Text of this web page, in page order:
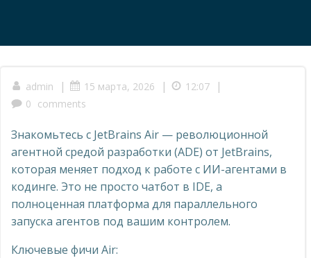
admin | 15 марта, 2026 | 12:07 |
0 comments
Знакомьтесь с JetBrains Air — революционной
агентной средой разработки (ADE) от JetBrains,
которая меняет подход к работе с ИИ-агентами в
кодинге. Это не просто чатбот в IDE, а
полноценная платформа для параллельного
запуска агентов под вашим контролем.
Ключевые фичи Air: